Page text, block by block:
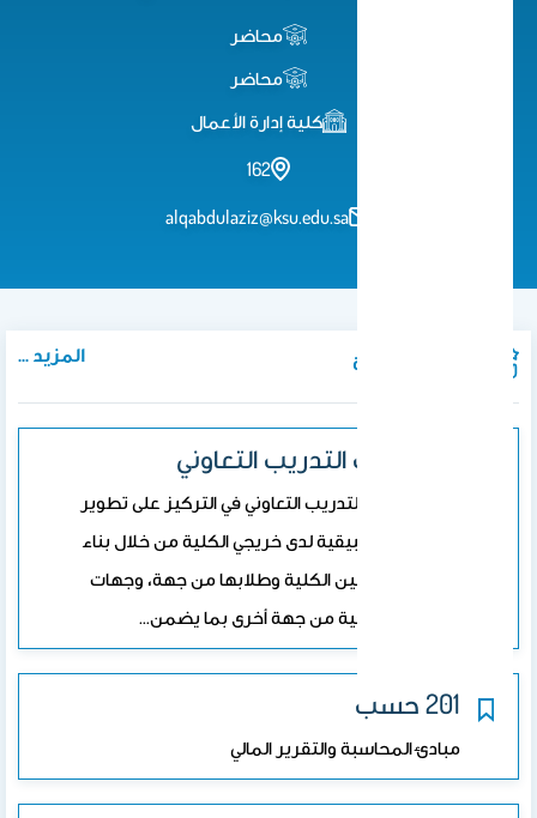
محاضر
محاضر
كلية إدارة الأعمال
162
alqabdulaziz@ksu.edu.sa
المواد الدراسية المزيد ...
تتمثل رسالة التدريب التعاوني في التركيز على تطوير
المهارات التطبيقية لدى خريجي الكلية من خلال بناء
علاقات قوية بين الكلية وطلابها من جهة، وجهات
التدريب الخارجية من جهة أخرى بما يضمن…
201 حسب
مبادئ المحاسبة والتقرير المالي